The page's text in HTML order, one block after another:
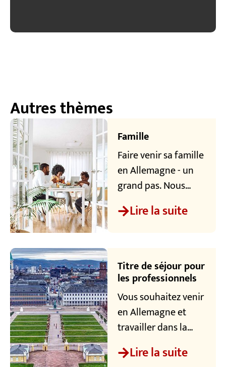
Autres thèmes
Famille
Faire venir sa famille
en Allemagne - un
grand pas. Nous
nous engageons
pour cela !
familial et sur ce qui
vous attend dans la
vie de famille à
l'adresse TRK .
Lire la suite
Titre de séjour pour
les professionnels
Vous souhaitez venir
en Allemagne et
travailler dans la
TechnologieRegion
Karlsruhe (TRK) ?
Lire la suite